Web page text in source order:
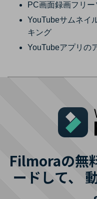
PC画面録画フリー
YouTubeサムネイ
キング
YouTubeアプリの
Filmoraの無
ードして、